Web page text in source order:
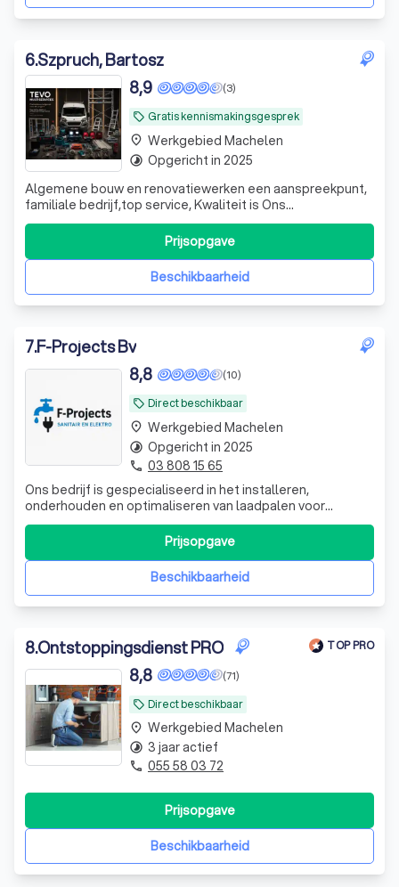
6.Szpruch, Bartosz
local_offer Gratis kennismakingsgesprek
(3)
8,9
Algemene bouw en renovatiewerken een aanspreekpunt,
familiale bedrijf,top service, Kwaliteit is Ons
prioriteit.Beschikbaar voor Particulieren alsook Industrie.
Beschikbaarheid
Prijsopgave
place Werkgebied Machelen
timelapse Opgericht in 2025
7.F-Projects Bv
local_offer Direct beschikbaar
(10)
8,8
Ons bedrijf is gespecialiseerd in het installeren,
onderhouden en optimaliseren van laadpalen voor
elektrische voertuigen, zowel voor particulieren als
bedrijven. Daarnaast voeren wij een breed scala aan
elektrische werkzaamheden uit, van
meterkastaanpassingen en bekabeling tot complete
Beschikbaarheid
Prijsopgave
place Werkgebied Machelen
timelapse Opgericht in 2025
phone 03 808 15 65
8.Ontstoppingsdienst PRO TOP PRO
local_offer Direct beschikbaar
(71)
8,8
Beschikbaarheid
Prijsopgave
place Werkgebied Machelen
timelapse 3 jaar actief
phone 055 58 03 72